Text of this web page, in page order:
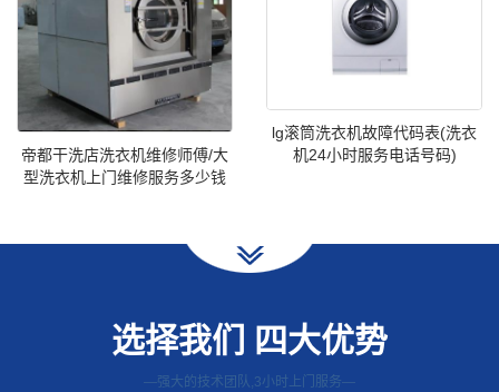
帝都干洗店洗衣机维修师傅/大
型洗衣机上门维修服务多少钱
lg滚筒洗衣机故障代码表(洗衣
机24小时服务电话号码)
选择我们 四大优势
—强大的技术团队,3小时上门服务—